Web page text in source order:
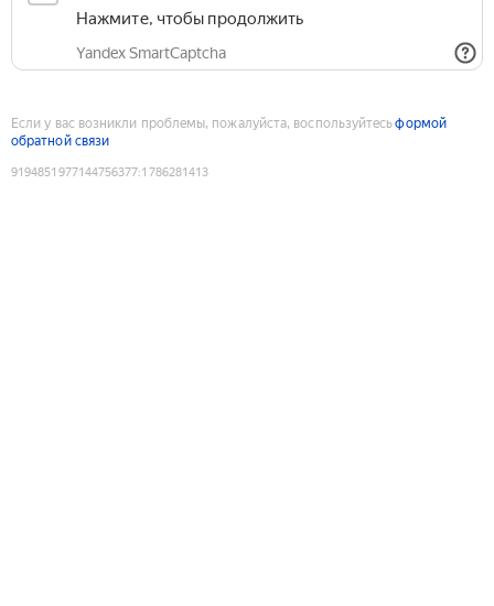
Нажмите, чтобы продолжить
Yandex SmartCaptcha
Если у вас возникли проблемы, пожалуйста, воспользуйтесьформой
обратной связи
9194851977144756377:1786281413